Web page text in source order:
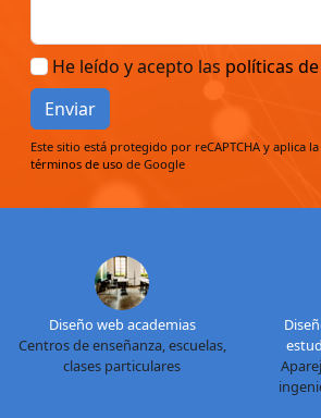
He leído y acepto las políticas
Enviar
Este sitio está protegido por reCAPTCHA y aplica la
términos de uso de Google
Diseño web academias
Centros de enseñanza, escuelas,
clases particulares